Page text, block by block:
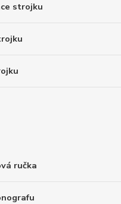
strojku
ručka